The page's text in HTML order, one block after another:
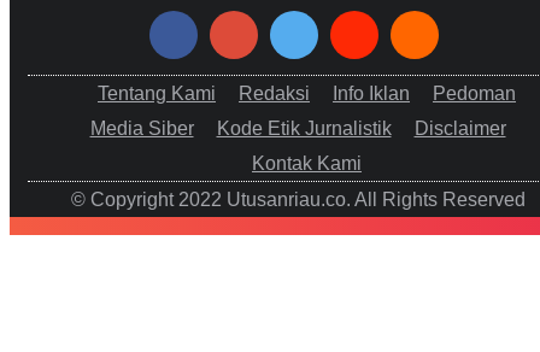
Tentang Kami Redaksi Info Iklan
Pedoman
Media Siber
Kode Etik Jurnalistik
Disclaimer
Kontak Kami
© Copyright 2022 Utusanriau.co. All Rights Reserved